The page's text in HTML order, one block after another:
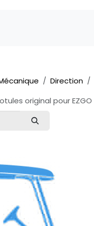
Direction
original pour EZGO